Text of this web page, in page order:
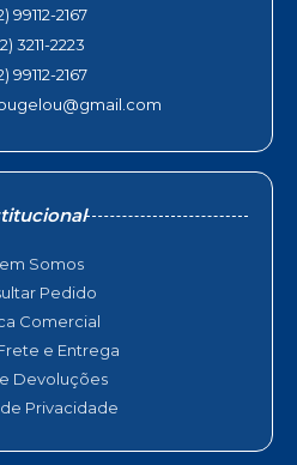
99112-2167
3211-2223
99112-2167
Somos
Pedido
Comercial
e Entrega
Devoluções
Privacidade